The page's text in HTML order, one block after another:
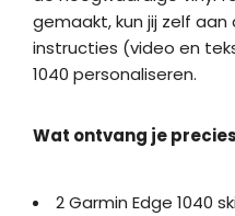
gemaakt, kun jij zelf aan
instructies (video en
1040 personaliseren.
Wat ontvang je
2 Garmin Edge 1040